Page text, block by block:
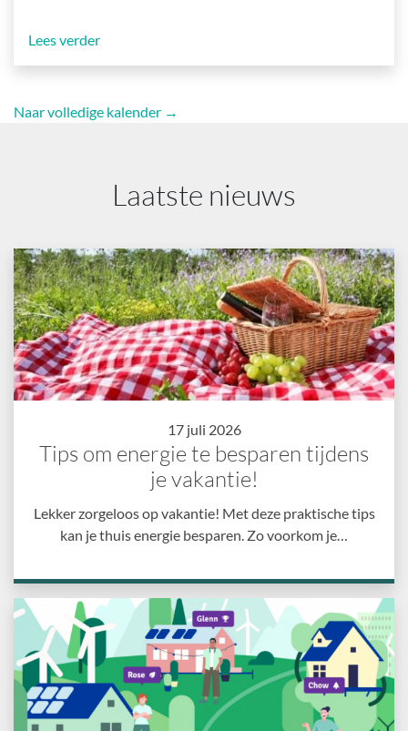
Lees verder
Naar volledige kalender →
Laatste nieuws
17 juli 2026
Tips om energie te besparen tijdens
je vakantie!
Lekker zorgeloos op vakantie! Met deze praktische tips
kan je thuis energie besparen. Zo voorkom je…